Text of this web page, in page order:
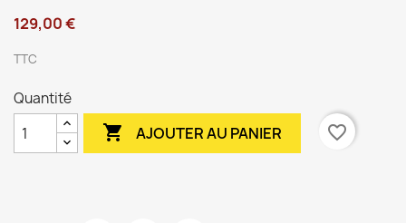
129,00 €
TTC
Quantité
 AJOUTER AU PANIER favorite_border